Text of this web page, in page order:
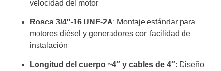
velocidad del motor
Rosca 3/4″‑16 UNF‑2A: Montaje estándar para
motores diésel y generadores con facilidad de
instalación
Longitud del cuerpo ~4″ y cables de 4″: Diseño